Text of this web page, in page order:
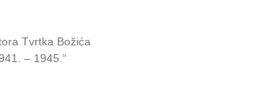
Tvrtka Božića
– 1945.“